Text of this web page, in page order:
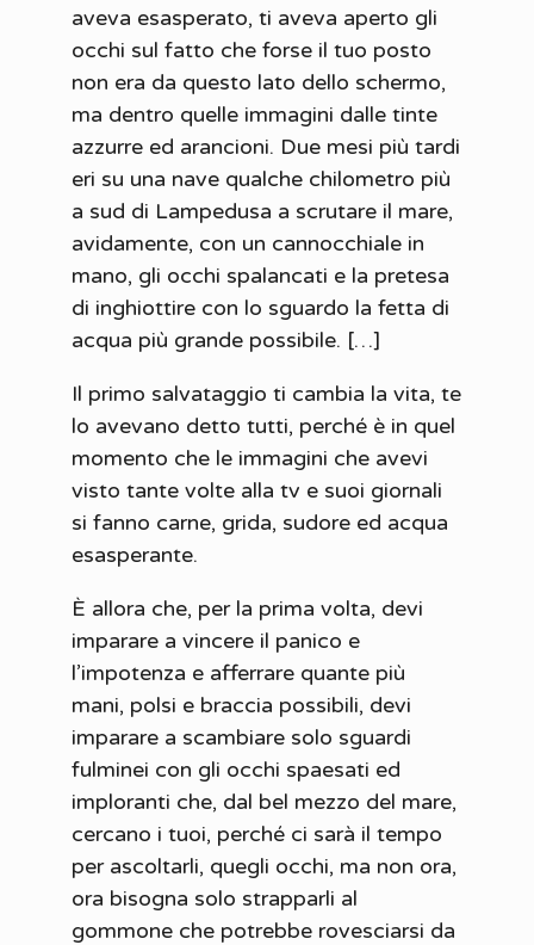
aveva esasperato, ti aveva aperto gli
occhi sul fatto che forse il tuo posto
non era da questo lato dello schermo,
ma dentro quelle immagini dalle tinte
azzurre ed arancioni. Due mesi più tardi
eri su una nave qualche chilometro più
a sud di Lampedusa a scrutare il mare,
avidamente, con un cannocchiale in
mano, gli occhi spalancati e la pretesa
di inghiottire con lo sguardo la fetta di
acqua più grande possibile. […]
Il primo salvataggio ti cambia la vita, te
lo avevano detto tutti, perché è in quel
momento che le immagini che avevi
visto tante volte alla tv e suoi giornali
si fanno carne, grida, sudore ed acqua
esasperante.
È allora che, per la prima volta, devi
imparare a vincere il panico e
l’impotenza e afferrare quante più
mani, polsi e braccia possibili, devi
imparare a scambiare solo sguardi
fulminei con gli occhi spaesati ed
imploranti che, dal bel mezzo del mare,
cercano i tuoi, perché ci sarà il tempo
per ascoltarli, quegli occhi, ma non ora,
ora bisogna solo strapparli al
gommone che potrebbe rovesciarsi da